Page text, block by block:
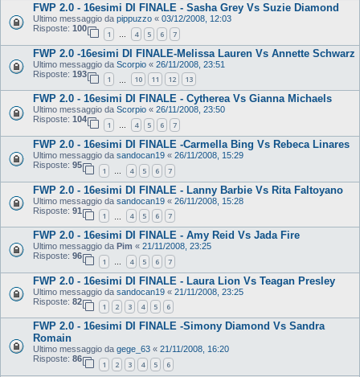
FWP 2.0 - 16esimi DI FINALE - Sasha Grey Vs Suzie Diamond
Ultimo messaggio da pippuzzo « 03/12/2008, 12:03
Risposte: 100
1 … 4 5 6 7
FWP 2.0 -16esimi DI FINALE-Melissa Lauren Vs Annette Schwarz
Ultimo messaggio da Scorpio « 26/11/2008, 23:51
Risposte: 193
1 10 11 12 13
FWP 2.0 - 16esimi DI FINALE - Cytherea Vs Gianna Michaels
Ultimo messaggio da Scorpio « 26/11/2008, 23:50
Risposte: 104
1 … 4 5 6 7
FWP 2.0 - 16esimi DI FINALE -Carmella Bing Vs Rebeca Linares
Ultimo messaggio da sandocan19 « 26/11/2008, 15:29
Risposte: 95
1 4 5 6 7
FWP 2.0 - 16esimi DI FINALE - Lanny Barbie Vs Rita Faltoyano
Ultimo messaggio da sandocan19 « 26/11/2008, 15:28
Risposte: 91
1 4 5 6 7
FWP 2.0 - 16esimi DI FINALE - Amy Reid Vs Jada Fire
Ultimo messaggio da Pim « 21/11/2008, 23:25
Risposte: 96
1 … 4 5 6 7
FWP 2.0 - 16esimi DI FINALE - Laura Lion Vs Teagan Presley
Ultimo messaggio da sandocan19 « 21/11/2008, 23:25
Risposte: 82
1 2 3 4 5 6
FWP 2.0 - 16esimi DI FINALE -Simony Diamond Vs Sandra
Romain
Ultimo messaggio da gege_63 « 21/11/2008, 16:20
Risposte: 86
1 2 3 4 5 6